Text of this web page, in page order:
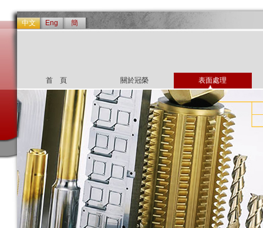
中文 Eng 簡
首 頁 關於冠榮 表面處理